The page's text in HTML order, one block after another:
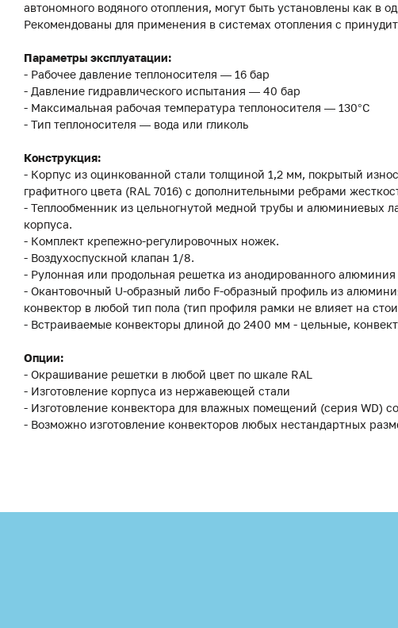
автономного водяного отопления, могут быть установлены как в
Рекомендованы для применения в системах отопления с
Параметры эксплуатации:
- Рабочее давление теплоносителя — 16 бар
- Давление гидравлического испытания — 40 бар
- Максимальная рабочая температура теплоносителя — 130°С
- Тип теплоносителя — вода или гликоль
Конструкция:
- Корпус из оцинкованной стали толщиной 1,2 мм, покрытый
графитного цвета (RAL 7016) с дополнительными ребрами
- Теплообменник из цельногнутой медной трубы и алюминиевых
корпуса.
- Комплект крепежно-регулировочных ножек.
- Воздухоспускной клапан 1/8.
- Рулонная или продольная решетка из анодированного алюминия
- Окантовочный U-образный либо F-образный профиль из
конвектор в любой тип пола (тип профиля рамки не влияет на
- Встраиваемые конвекторы длиной до 2400 мм - цельные,
Опции:
- Окрашивание решетки в любой цвет по шкале RAL
- Изготовление корпуса из нержавеющей стали
- Изготовление конвектора для влажных помещений (серия WD)
- Возможно изготовление конвекторов любых нестандартных